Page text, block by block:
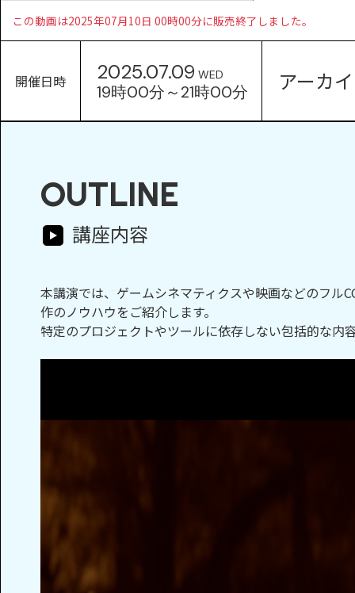
この動画は2025年07月10日 00時00分に販売終了しました。
開催日時 2025.07.09 WED
19時00分～21時00分 アーカ
OUTLINE
講座内容
本講演では、ゲームシネマティクスや映画などのフル
作のノウハウをご紹介します。
特定のプロジェクトやツールに依存しない包括的な内